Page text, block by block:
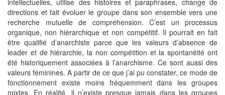
directions et fait évoluer le groupe dans son ensemble vers une
recherche mutuelle de compréhension. C’est un processus
organique, non hiérarchique et non compétitif. Il pourrait en fait
être qualifié d’anarchiste parce que les valeurs d’absence de
leader et de hiérarchie, la non compétition et la spontanéité ont
été historiquement associées à l’anarchisme. Ce sont aussi des
valeurs féminines. A partir de ce que j’ai pu constater, ce mode de
fonctionnement existe moins fréquemment dans les groupes
mixtes. En réalité, il n’existe presque jamais dans les groupes